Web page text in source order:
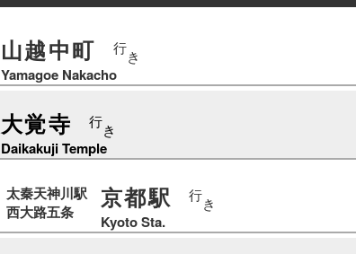
山越中町 行き
Yamagoe Nakacho
大覚寺 行き
Daikakuji Temple
太秦天神川駅
西大路五条
京都駅 行き
Kyoto Sta.